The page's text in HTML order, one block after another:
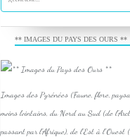
** IMAGES DU PAYS DES OURS **
Images des Pyrénées (Faune, flore,
moins lointains, du Nord au Sud (de
passant par l'Afrique), de l'Est à l'Ouest